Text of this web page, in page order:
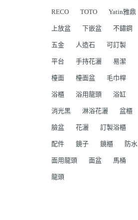
RECO TOTO Yatin雅鼎
上放盆 下嵌盆 不鏽鋼
五金 人造石 可訂製
平台 手持花灑 易潔
檯面 檯面盆 毛巾桿
浴櫃 浴用龍頭 浴缸
消光黑 淋浴花灑 盆櫃
臉盆 花灑 訂製浴櫃
配件 鏡子 鏡櫃 防水
面用龍頭 面盆 馬桶
龍頭